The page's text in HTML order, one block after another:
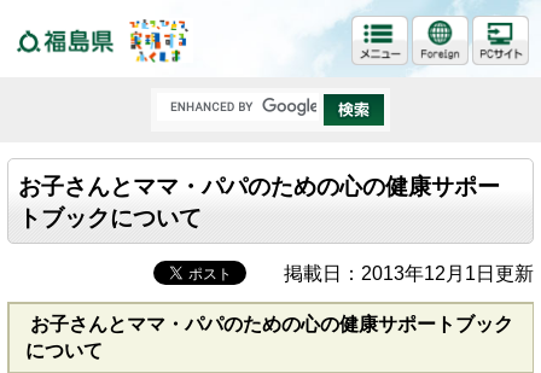
お子さんとママ・パパのための心の健康サポー
トブックについて
掲載日：2013年12月1日更新
お子さんとママ・パパのための心の健康サポートブック
について